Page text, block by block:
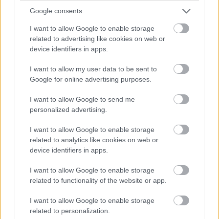
Google consents
I want to allow Google to enable storage
related to advertising like cookies on web or
device identifiers in apps.
I want to allow my user data to be sent to
Google for online advertising purposes.
I want to allow Google to send me
personalized advertising.
I want to allow Google to enable storage
related to analytics like cookies on web or
device identifiers in apps.
I want to allow Google to enable storage
related to functionality of the website or app.
I want to allow Google to enable storage
related to personalization.
Bizony, jó dolgok is kisülnek abból, ha a
Microsoft is Chromium alapú böngészőre vált,
így ugyanis Windows 10 alatt a Google
Chrome egyik átkos tulajdonsága is
Hogy az Edge szempontjából, vagy úgy egyáltalán a
milyen hatása lesz annak, hogy a vállalat véglegesen
lecserélte az Edge alatt futó motort Chromiumra
nem tudni. De az biztos, hogy egy jótékony hatása már
van az összebútorozásnak, mégpedig az, hogy a
redmondi cég a Chromium és az erre épülő többi
operációs rendszereihez jobban illeszkedővé teszi
azokat. Bár a Google Chrome jelenleg